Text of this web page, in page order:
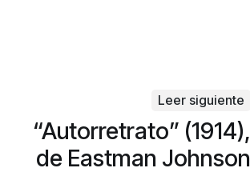
Leer siguiente
“Autorretrato” (1914),
de Eastman Johnson